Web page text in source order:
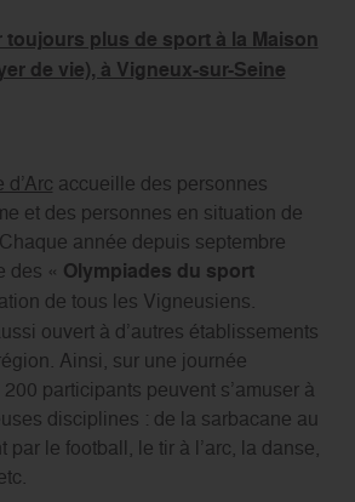
toujours plus de sport à la Maison
de vie), à Vigneux-sur-Seine
accueille des personnes
et des personnes en situation de
année depuis septembre
des « Olympiades du sport
de tous les Vigneusiens.
ouvert à d’autres établissements
Ainsi, sur une journée
participants peuvent s’amuser à
disciplines : de la sarbacane au
par le football, le tir à l’arc, la danse,